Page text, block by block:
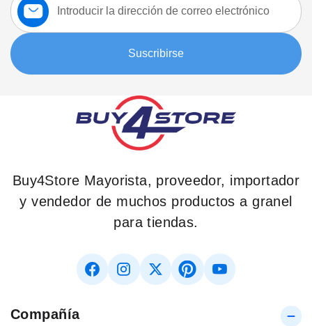
a
nuestro
boletín:
Suscribirse
Buy4Store Mayorista, proveedor, importador
y vendedor de muchos productos a granel
para tiendas.
Compañía